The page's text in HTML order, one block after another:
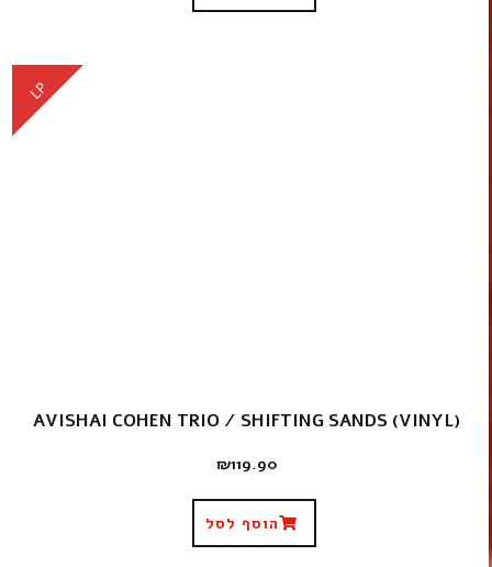
LP
AVISHAI COHEN TRIO / SHIFTING SANDS (VINYL)
₪119.90
הוסף לסל